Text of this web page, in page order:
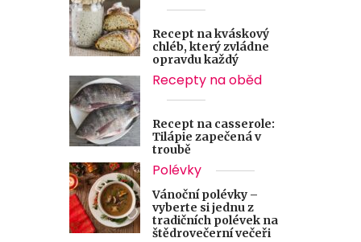
Recept na kváskový
chléb, který zvládne
opravdu každý
Recepty na oběd
Recept na casserole:
Tilápie zapečená v
troubě
Polévky
Vánoční polévky –
vyberte si jednu z
tradičních polévek na
štědrovečerní večeři